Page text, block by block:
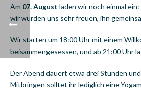
Am 07. August laden wir noch einmal
wir würden uns sehr freuen, ihn
Wir starten um 18:00 Uhr mit einem
beisammengesessen, und ab 21:00 Uhr
Der Abend dauert etwa drei Stunden
Mitbringen solltet ihr lediglich eine